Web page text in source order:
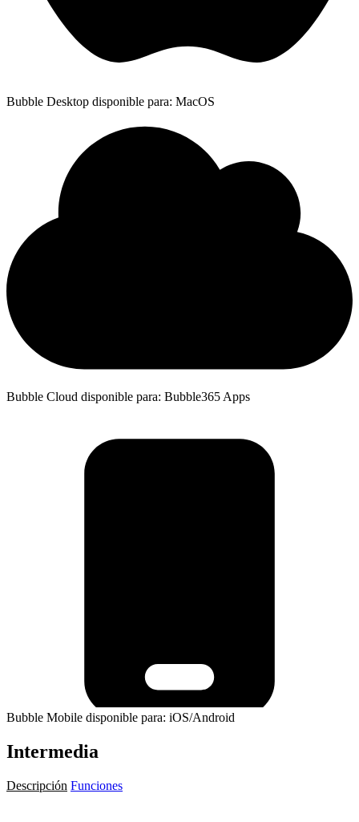
Bubble Desktop disponible para: MacOS
Bubble Cloud disponible para: Bubble365 Apps
Bubble Mobile disponible para: iOS/Android
Intermedia
Descripción Funciones